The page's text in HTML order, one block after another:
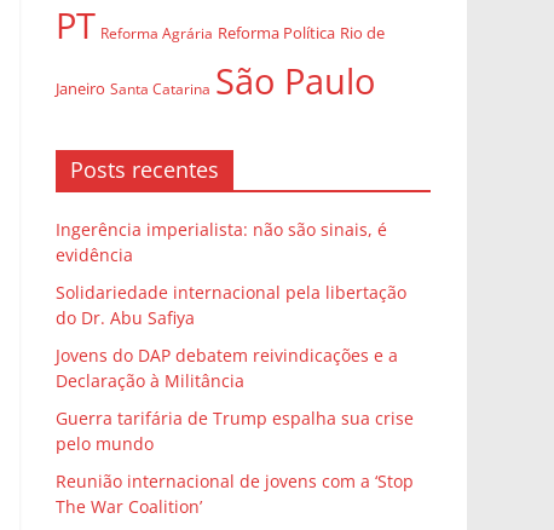
PT Reforma Agrária Reforma Política Rio de
Janeiro Santa Catarina São Paulo
Posts recentes
Ingerência imperialista: não são sinais, é
evidência
Solidariedade internacional pela libertação
do Dr. Abu Safiya
Jovens do DAP debatem reivindicações e a
Declaração à Militância
Guerra tarifária de Trump espalha sua crise
pelo mundo
Reunião internacional de jovens com a ‘Stop
The War Coalition’